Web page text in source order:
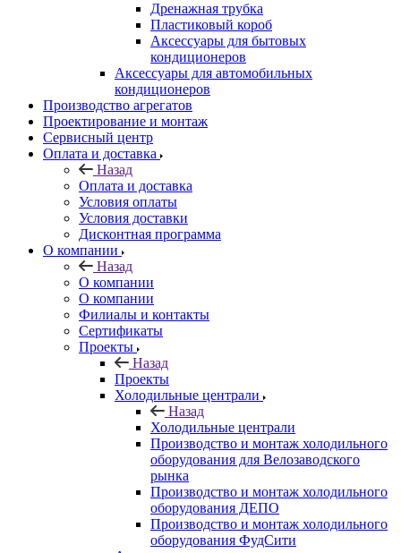
Дренажная трубка
Пластиковый короб
Аксессуары для бытовых
кондиционеров
Аксессуары для автомобильных
кондиционеров
Производство агрегатов
Проектирование и монтаж
Сервисный центр
Оплата и доставка
Назад
Оплата и доставка
Условия оплаты
Условия доставки
Дисконтная программа
О компании
Назад
О компании
О компании
Филиалы и контакты
Сертификаты
Проекты
Назад
Проекты
Холодильные централи
Назад
Холодильные централи
Производство и монтаж холодильного
оборудования для Велозаводского
рынка
Производство и монтаж холодильного
оборудования ДЕПО
Производство и монтаж холодильного
оборудования ФудСити